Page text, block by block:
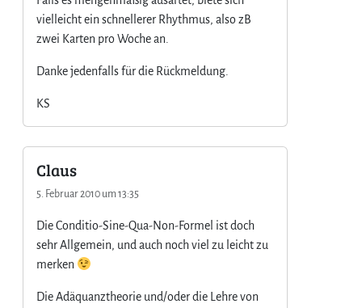
vielleicht ein schnellerer Rhythmus, also zB
zwei Karten pro Woche an.
Danke jedenfalls für die Rückmeldung.
KS
Claus
5. Februar 2010 um 13:35
Die Conditio-Sine-Qua-Non-Formel ist doch
sehr Allgemein, und auch noch viel zu leicht zu
merken
Die Adäquanztheorie und/oder die Lehre von